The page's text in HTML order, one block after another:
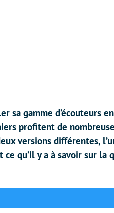
sa gamme d’écouteurs
profitent de
versions différentes,
qu’il y a à savoir sur la